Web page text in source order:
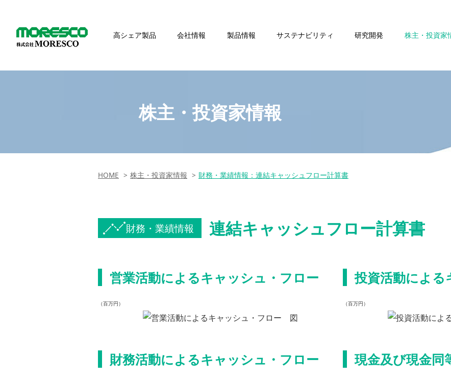
高シェア製品 会社情報 製品情報 サステナビリティ 研究開発 株主・投資家
株主・投資家情報
HOME 株主・投資家情報 財務・業績情報：連結キャッシュフロー計算書
財務・業績情報 連結キャッシュフロー計算書
営業活動によるキャッシュ・フロー
（百万円）
投資活動によ
（百万円）
財務活動によるキャッシュ・フロー 現金及び現金同